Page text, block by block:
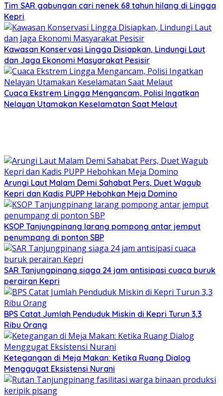
Tim SAR gabungan cari nenek 68 tahun hilang di Lingga
Kepri
Kawasan Konservasi Lingga Disiapkan, Lindungi Laut
dan Jaga Ekonomi Masyarakat Pesisir
Cuaca Ekstrem Lingga Mengancam, Polisi Ingatkan
Nelayan Utamakan Keselamatan Saat Melaut
Arungi Laut Malam Demi Sahabat Pers, Duet Wagub
Kepri dan Kadis PUPP Hebohkan Meja Domino
KSOP Tanjungpinang larang pompong antar jemput
penumpang di ponton SBP
SAR Tanjungpinang siaga 24 jam antisipasi cuaca buruk
perairan Kepri
BPS Catat Jumlah Penduduk Miskin di Kepri Turun 3,3
Ribu Orang
Ketegangan di Meja Makan: Ketika Ruang Dialog
Menggugat Eksistensi Nurani